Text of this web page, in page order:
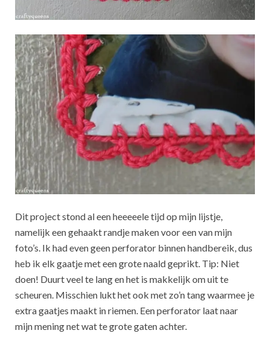
Dit project stond al een heeeeele tijd op mijn lijstje,
namelijk een gehaakt randje maken voor een van mijn
foto’s. Ik had even geen perforator binnen handbereik, dus
heb ik elk gaatje met een grote naald geprikt. Tip: Niet
doen! Duurt veel te lang en het is makkelijk om uit te
scheuren. Misschien lukt het ook met zo’n tang waarmee je
extra gaatjes maakt in riemen. Een perforator laat naar
mijn mening net wat te grote gaten achter.